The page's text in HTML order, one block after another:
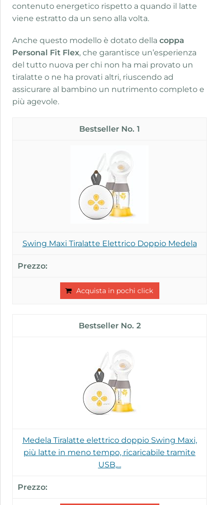
contenuto energetico rispetto a quando il latte
viene estratto da un seno alla volta.
Anche questo modello è dotato della coppa
Personal Fit Flex, che garantisce un’esperienza
del tutto nuova per chi non ha mai provato un
tiralatte o ne ha provati altri, riuscendo ad
assicurare al bambino un nutrimento completo e
più agevole.
1
Swing Maxi Tiralatte Elettrico Doppio Medela
Acquista in pochi click
2
Medela Tiralatte elettrico doppio Swing Maxi,
più latte in meno tempo, ricaricabile tramite
USB,...